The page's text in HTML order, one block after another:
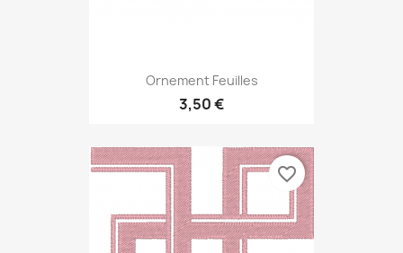
Ornement Feuilles
3,50 €
favorite_border